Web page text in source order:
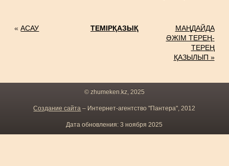
«АСАУ ТЕМІРҚАЗЫҚ
МАҢДАЙДА
ӘЖІМ ТЕРЕҢ-
ТЕРЕҢ
ҚАЗЫЛЫП »
© zhumeken.kz, 2025
Создание сайта – Интернет-агентство "Пантера", 2012
Дата обновления: 3 ноября 2025